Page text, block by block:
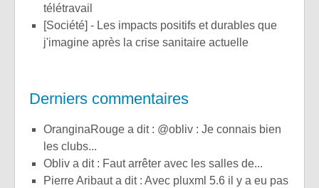
télétravail
[Société] - Les impacts positifs et durables que
j'imagine après la crise sanitaire actuelle
Derniers commentaires
OranginaRouge a dit : @obliv : Je connais bien
les clubs...
obliv a dit : Faut arrêter avec les salles de...
Pierre Aribaut a dit : Avec pluxml 5.6 il y a eu pas